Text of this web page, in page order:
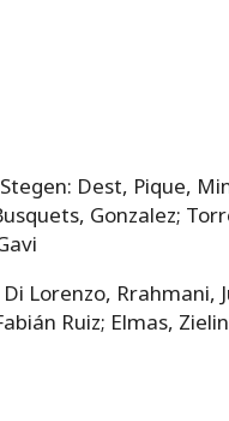
Dest, Pique,
Gonzalez;
Di Lorenzo, Rrahmani,
Ruiz; Elmas,